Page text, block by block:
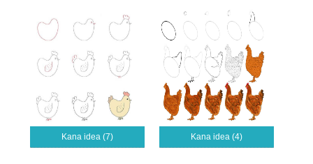
Kana idea (7) Kana idea (4)